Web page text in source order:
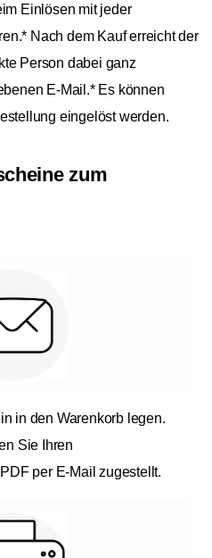
Einlösen mit jeder
Nach dem Kauf erreicht der
Person dabei ganz
E-Mail.* Es können
eingelöst werden.
zum
in den Warenkorb legen.
Sie Ihren
per E-Mail zugestellt.